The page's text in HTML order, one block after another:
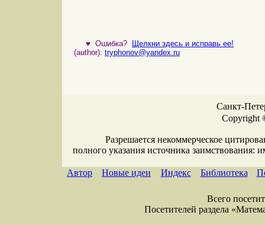
♥ Ошибка?
Щелкни здесь и исправь ее!
(author): tryphonov@yandex.ru
Санкт-
Copyright
Разрешается некоммерческое
полного указания источника заимствования:
Автор Новые идеи Индекс Библиотека
Всего
Посетителей раздела